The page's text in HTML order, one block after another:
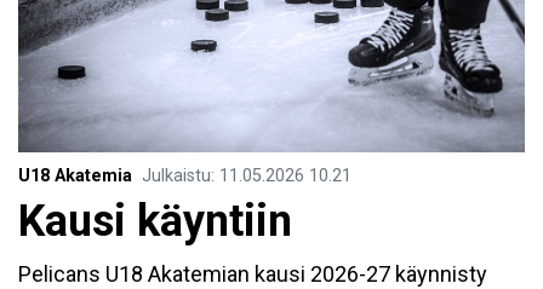
U18 Akatemia Julkaistu: 11.05.2026 10.21
Kausi käyntiin
Pelicans U18 Akatemian kausi 2026-27 käynnisty